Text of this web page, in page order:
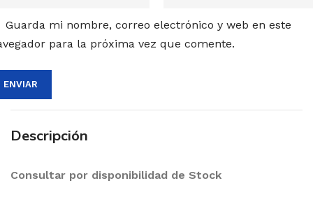
Guarda mi nombre, correo electrónico y web en este
para la próxima vez que comente.
Descripción
Consultar por disponibilidad de Stock